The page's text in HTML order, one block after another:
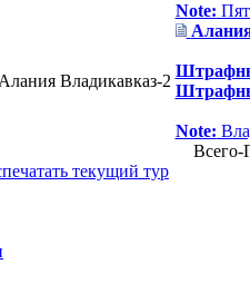
Note:
Алания Владикавказ-2
Note:
текущий тур